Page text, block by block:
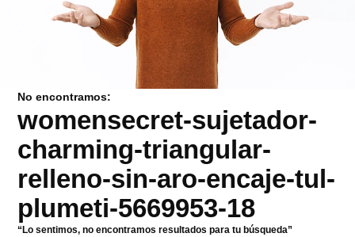
No encontramos:
womensecret-sujetador-
charming-triangular-
relleno-sin-aro-encaje-tul-
plumeti-5669953-18
“Lo sentimos, no encontramos resultados para tu búsqueda”